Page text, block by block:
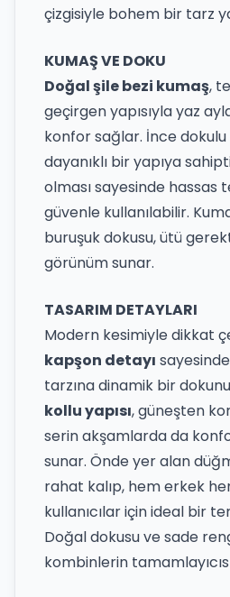
çizgisiyle bohem bir tarz
KUMAŞ VE DOKU
Doğal şile bezi kumaş,
geçirgen yapısıyla yaz
konfor sağlar. İnce
dayanıklı bir yapıya
olması sayesinde hassas
güvenle kullanılabilir.
buruşuk dokusu, ütü
görünüm sunar.
TASARIM DETAYLARI
Modern kesimiyle dikkat
kapşon detayı
tarzına dinamik bir
kollu yapısı, güneşten
serin akşamlarda da
sunar. Önde yer alan
rahat kalıp, hem erkek
kullanıcılar için ideal bir
Doğal dokusu ve sade
kombinlerin